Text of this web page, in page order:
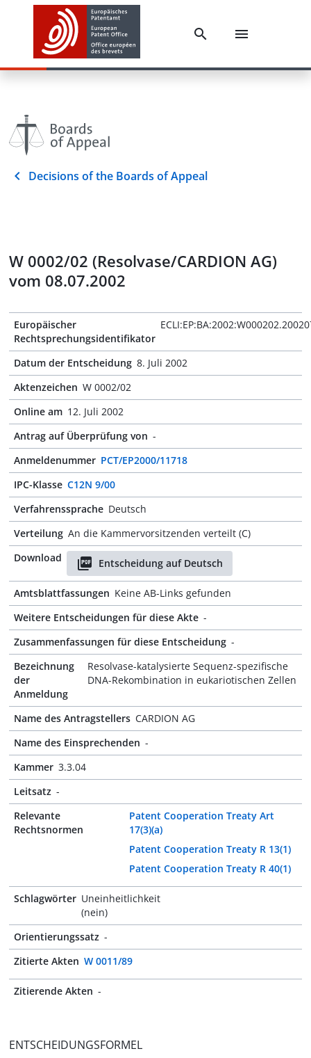
Decisions of the Boards of Appeal
W 0002/02 (Resolvase/CARDION AG)
vom 08.07.2002
Europäischer
Rechtsprechungsidentifikator
Datum der Entscheidung 8. Juli 2002
Aktenzeichen W 0002/02
Online am 12. Juli 2002
Antrag auf Überprüfung von -
Anmeldenummer PCT/EP2000/11718
IPC-Klasse C12N 9/00
Verfahrenssprache Deutsch
Verteilung An die Kammervorsitzenden verteilt (C)
Download
Entscheidung auf Deutsch
Amtsblattfassungen Keine AB-Links gefunden
Weitere Entscheidungen für diese Akte -
Zusammenfassungen für diese Entscheidung -
Bezeichnung
der
Anmeldung
Resolvase-katalysierte Sequenz-spezifische
DNA-Rekombination in eukariotischen Zellen
Name des Antragstellers CARDION AG
Name des Einsprechenden -
Kammer 3.3.04
Leitsatz -
Relevante
Rechtsnormen
Patent Cooperation Treaty Art
17(3)(a)
Patent Cooperation Treaty R 13(1)
Patent Cooperation Treaty R 40(1)
Schlagwörter Uneinheitlichkeit
(nein)
Orientierungssatz -
Zitierte Akten W 0011/89
Zitierende Akten -
ENTSCHEIDUNGSFORMEL